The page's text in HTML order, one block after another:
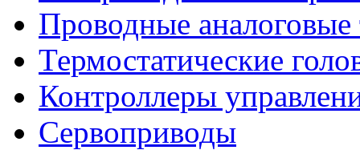
Проводные аналоговые
Термостатические
Контроллеры
Сервоприводы